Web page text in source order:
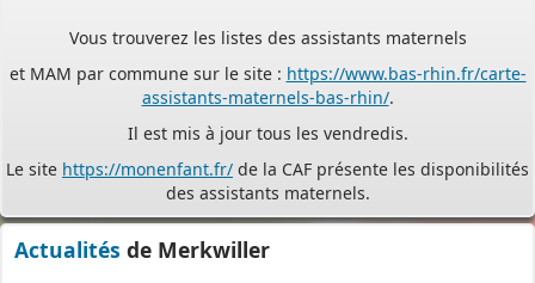
et MAM par commune sur le site :https://www.bas-rhin.fr/carte-
assistants-maternels-bas-rhin/.
Il est mis à jour tous les vendredis.
https://monenfant.fr/de la CAF présente les disponibilités
des assistants maternels.
- - - - - - - - - - - - - - - - - -
Actualités de Merkwiller